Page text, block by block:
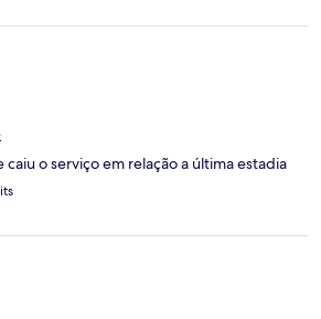
o serviço em relação a última estadia